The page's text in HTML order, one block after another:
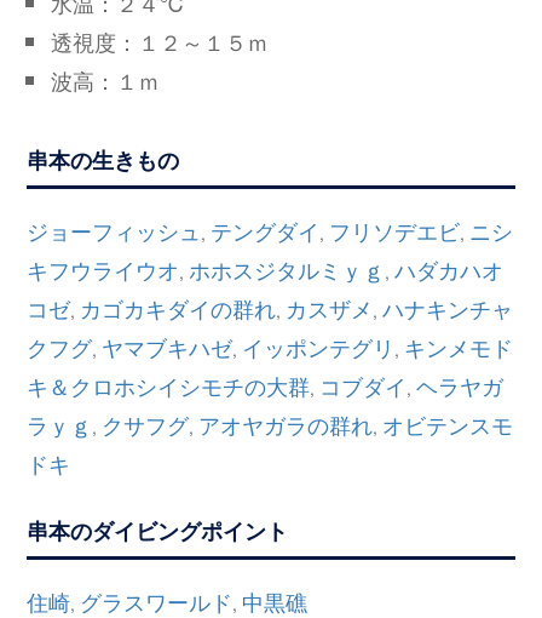
透視度：１２～１５ｍ
波高：１ｍ
串本の生きもの
ジョーフィッシュ , テングダイ , フリソデエビ, ニシ
キフウライウオ, ホホスジタルミｙｇ ,ハダカハオ
コゼ, カゴカキダイの群れ, カスザメ ,ハナキンチャ
クフグ, ヤマブキハゼ, イッポンテグリ , キンメモド
キ＆クロホシイシモチの大群, コブダイ ,ヘラヤガ
ラｙｇ , クサフグ, アオヤガラの群れ, オビテンスモ
ドキ
串本のダイビングポイント
住崎, グラスワールド, 中黒礁